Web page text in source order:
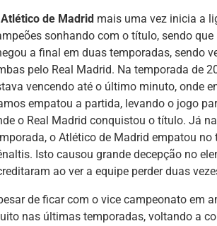
Atlético de Madrid mais uma vez inicia a
sonhando com o título, sendo que
a final em duas temporadas, sendo
pelo Real Madrid. Na temporada de
vencendo até o último minuto, onde
empatou a partida, levando o jogo
o Real Madrid conquistou o título. Já
o Atlético de Madrid empatou
Isto causou grande decepção no
ao ver a equipe perder duas
de ficar com o vice campeonato em
nas últimas temporadas, voltando a